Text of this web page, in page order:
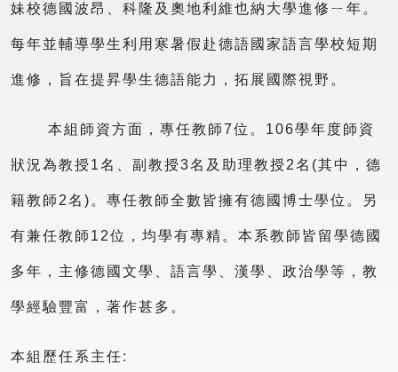
妹校德國波昂、科隆及奧地利維也納大學進修ㄧ年。
每年並輔導學生利用寒暑假赴德語國家語言學校短期
進修，旨在提昇學生德語能力，拓展國際視野。
本組師資方面，專任教師7位。106學年度師資
狀況為教授1名、副教授3名及助理教授2名(其中，德
籍教師2名)。專任教師全數皆擁有德國博士學位。另
有兼任教師12位，均學有專精。本系教師皆留學德國
多年，主修德國文學、語言學、漢學、政治學等，教
學經驗豐富，著作甚多。
本組歷任系主任: